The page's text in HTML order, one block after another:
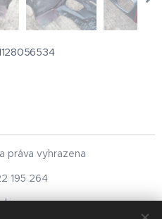
práva vyhrazena
195 264